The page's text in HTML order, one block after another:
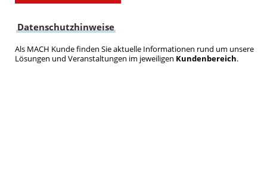
Datenschutzhinweise
Als MACH Kunde finden Sie aktuelle Informationen rund um unsere
Lösungen und Veranstaltungen im jeweiligen Kundenbereich.